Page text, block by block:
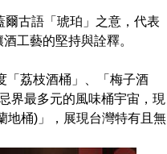
爾古語「琥珀」之意，代表
工藝的堅持與詮釋。
「荔枝酒桶」、「梅子酒
界最多元的風味桶宇宙，現
地桶)」，展現台灣特有且無